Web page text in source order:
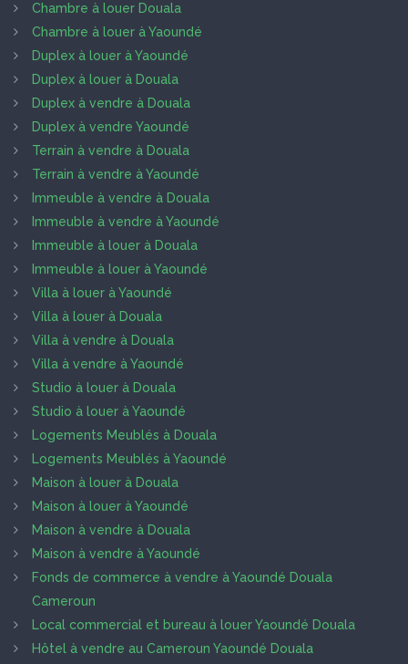
Chambre à louer Douala
Chambre à louer à Yaoundé
Duplex à louer à Yaoundé
Duplex à louer à Douala
Duplex à vendre à Douala
Duplex à vendre Yaoundé
Terrain à vendre à Douala
Terrain à vendre à Yaoundé
Immeuble à vendre à Douala
Immeuble à vendre à Yaoundé
Immeuble à louer à Douala
Immeuble à louer à Yaoundé
Villa à louer à Yaoundé
Villa à louer à Douala
Villa à vendre à Douala
Villa à vendre à Yaoundé
Studio à louer à Douala
Studio à louer à Yaoundé
Logements Meublés à Douala
Logements Meublés à Yaoundé
Maison à louer à Douala
Maison à louer à Yaoundé
Maison à vendre à Douala
Maison à vendre à Yaoundé
Fonds de commerce à vendre à Yaoundé Douala
Cameroun
Local commercial et bureau à louer Yaoundé Douala
Hôtel à vendre au Cameroun Yaoundé Douala